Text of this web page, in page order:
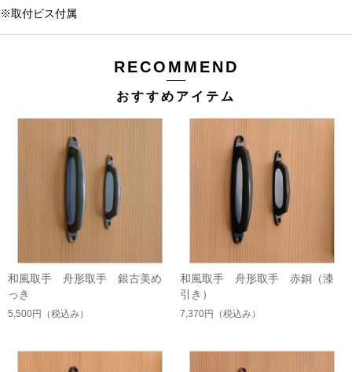
※取付ビス付属
RECOMMEND
おすすめアイテム
和風取手 舟形取手 銀古美め
っき
5,500円 （税込み）
和風取手 舟形取手 赤銅（漆
引き）
7,370円 （税込み）